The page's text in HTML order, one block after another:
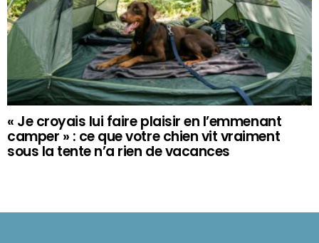
« Je croyais lui faire plaisir en l’emmenant
camper » : ce que votre chien vit vraiment
sous la tente n’a rien de vacances